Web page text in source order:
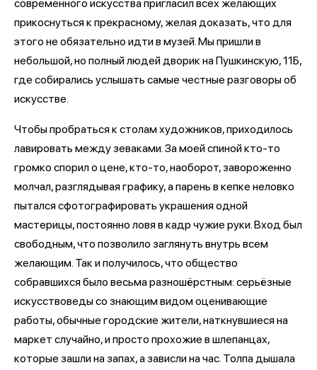
современного искусства пригласил всех желающих
прикоснуться к прекрасному, желая доказать, что для
этого не обязательно идти в музей. Мы пришли в
небольшой, но полный людей дворик на Пушкинскую, 11Б,
где собирались услышать самые честные разговоры об
искусстве.
Чтобы пробраться к столам художников, приходилось
лавировать между зеваками. За моей спиной кто-то
громко спорил о цене, кто-то, наоборот, завороженно
молчал, разглядывая графику, а парень в кепке неловко
пытался сфотографировать украшения одной
мастерицы, постоянно ловя в кадр чужие руки. Вход был
свободным, что позволило заглянуть внутрь всем
желающим. Так и получилось, что общество
собравшихся было весьма разношёрстным: серьёзные
искусствоведы со знающим видом оценивающие
работы, обычные городские жители, наткнувшиеся на
маркет случайно, и просто прохожие в шлепанцах,
которые зашли на запах, а зависли на час. Толпа дышала